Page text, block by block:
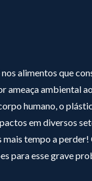
nos alimentos que
ameaça ambiental
humano, o
em diversos
tempo a
para esse grave